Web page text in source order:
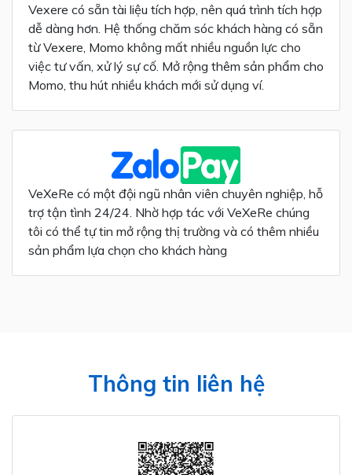
Vexere có sẵn tài liệu tích hợp, nên quá trình tích hợp
dễ dàng hơn. Hệ thống chăm sóc khách hàng có sẵn
từ Vexere, Momo không mất nhiều nguồn lực cho
việc tư vấn, xử lý sự cố. Mở rộng thêm sản phẩm cho
Momo, thu hút nhiều khách mới sử dụng ví.
VeXeRe có một đội ngũ nhân viên chuyên nghiệp, hỗ
trợ tận tình 24/24. Nhờ hợp tác với VeXeRe chúng
tôi có thể tự tin mở rộng thị trường và có thêm nhiều
sản phẩm lựa chọn cho khách hàng
Thông tin liên hệ